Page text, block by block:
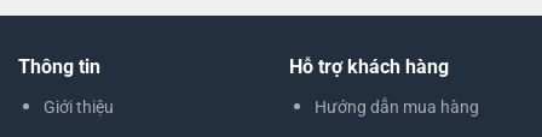
Thông tin
Giới thiệu
Hỗ trợ khách hàng
Hướng dẫn mua hàng